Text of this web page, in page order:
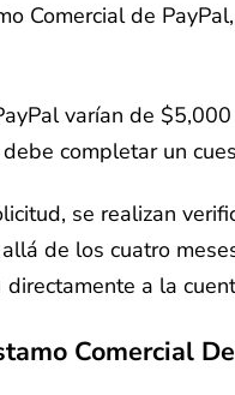
Comercial de PayPal,
varían de
completar un
se realizan
de los cuatro
a la
Comercial